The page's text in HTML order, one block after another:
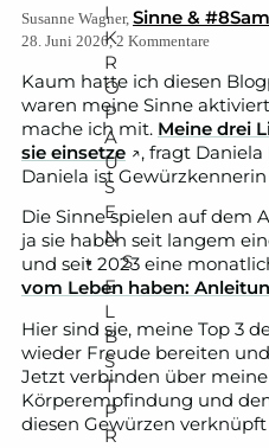
I
K
R
O
P
A
U
S
E
N
S
E
L
B
S
T
P
R
Susanne Wagner, Sinne &
28. Juni 2026, 2 Kommentare
Kaum hatte ich diesen
waren meine Sinne
mache ich mit. Meine drei
sie einsetze ↗️, fragt
Daniela ist
Die Sinne spielen auf dem
ja sie haben seit langem
und seit 2023 eine
vom Leben haben:
Hier sind sie, meine Top 3
wieder Freude bereiten
Jetzt verbinden über
Körperempfindung und
diesen Gewürzen verknüpft